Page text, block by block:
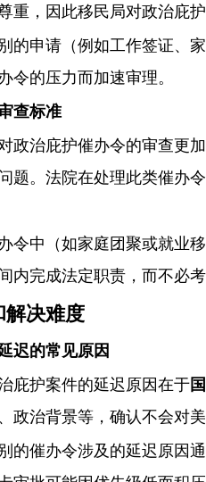
重，因此移民局对政治庇
的申请（例如工作签证、
令的压力而加速审理。
查标准
政治庇护催办令的审查更
题。法院在处理此类催办
令中（如家庭团聚或就业
内完成法定职责，而不必
解决难度
迟的常见原因
庇护案件的延迟原因在于
政治背景等，确认不会对
的催办令涉及的延迟原因